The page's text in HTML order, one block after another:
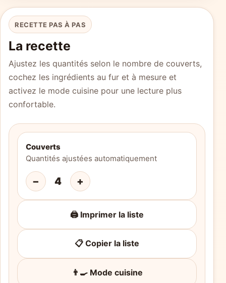
RECETTE PAS À PAS
La recette
Ajustez les quantités selon le nombre de couverts,
cochez les ingrédients au fur et à mesure et
activez le mode cuisine pour une lecture plus
confortable.
Couverts
Quantités ajustées automatiquement
− 4 +
🖨️ Imprimer la liste
📋 Copier la liste
👨‍🍳 Mode cuisine